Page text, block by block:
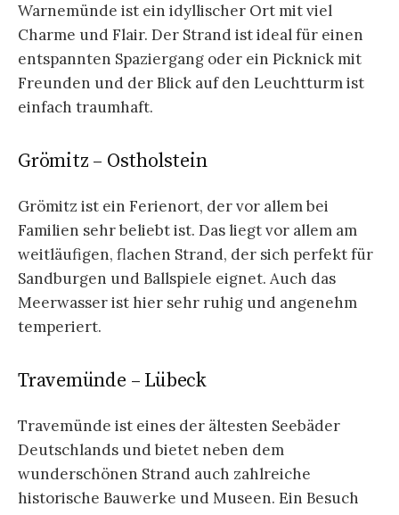
Warnemünde ist ein idyllischer Ort mit viel
Charme und Flair. Der Strand ist ideal für einen
entspannten Spaziergang oder ein Picknick mit
Freunden und der Blick auf den Leuchtturm ist
einfach traumhaft.
Grömitz – Ostholstein
Grömitz ist ein Ferienort, der vor allem bei
Familien sehr beliebt ist. Das liegt vor allem am
weitläufigen, flachen Strand, der sich perfekt für
Sandburgen und Ballspiele eignet. Auch das
Meerwasser ist hier sehr ruhig und angenehm
temperiert.
Travemünde – Lübeck
Travemünde ist eines der ältesten Seebäder
Deutschlands und bietet neben dem
wunderschönen Strand auch zahlreiche
historische Bauwerke und Museen. Ein Besuch